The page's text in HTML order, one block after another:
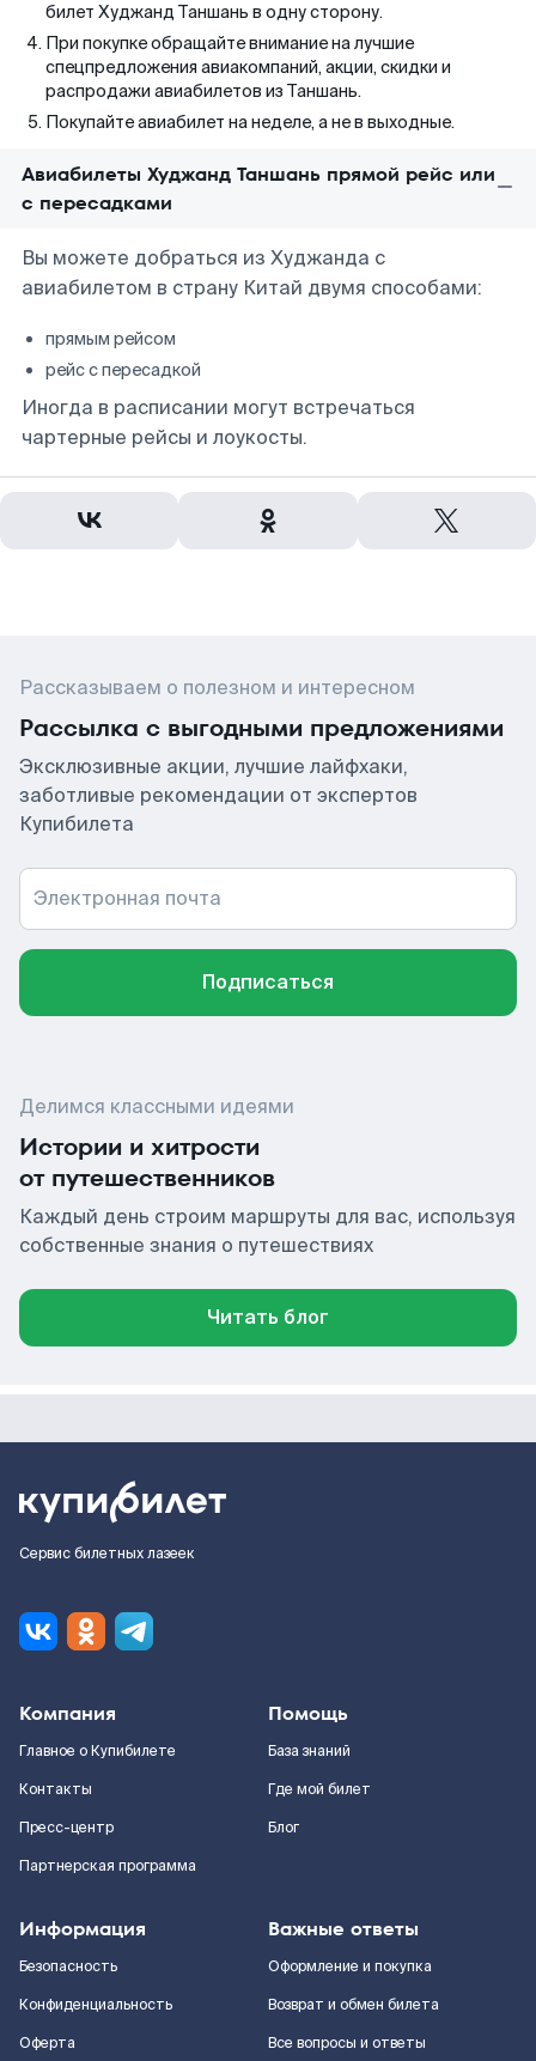
билет Худжанд Таншань в одну сторону.
При покупке обращайте внимание на лучшие
спецпредложения авиакомпаний, акции, скидки и
распродажи авиабилетов из Таншань.
Покупайте авиабилет на неделе, а не в выходные.
Авиабилеты Худжанд Таншань прямой рейс или
с пересадками
Вы можете добраться из Худжанда с
авиабилетом в страну Китай двумя способами:
прямым рейсом
рейс с пересадкой
Иногда в расписании могут встречаться
чартерные рейсы и лоукосты.
Рассказываем о полезном и интересном
Рассылка с выгодными предложениями
Эксклюзивные акции, лучшие лайфхаки,
заботливые рекомендации от экспертов
Купибилета
Электронная почта
Подписаться
Делимся классными идеями
Истории и хитрости
от путешественников
Каждый день строим маршруты для вас, используя
собственные знания о путешествиях
Читать блог
Сервис билетных лазеек
Компания
Главное о Купибилете
Контакты
Пресс-центр
Партнерская программа
Помощь
База знаний
Где мой билет
Блог
Информация
Безопасность
Конфиденциальность
Оферта
Важные ответы
Оформление и покупка
Возврат и обмен билета
Все вопросы и ответы